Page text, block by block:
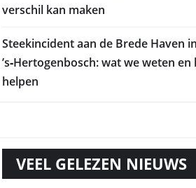
verschil kan maken
Steekincident aan de Brede Haven in
’s‑Hertogenbosch: wat we weten
helpen
VEEL GELEZEN NIEUWS